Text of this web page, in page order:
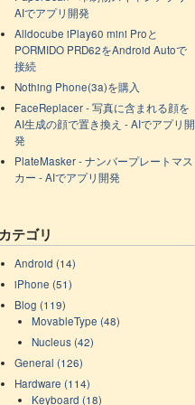
AIでアプリ開発
Alldocube iPlay60 mini Proと
PORMIDO PRD62をAndroid Autoで
接続
Nothing Phone(3a)を購入
FaceReplacer - 写真に含まれる顔を
AI生成の顔で置き換え - AIでアプリ開
発
PlateMasker - ナンバープレートマス
カー - AIでアプリ開発
テゴリ
Android (14)
iPhone (51)
Blog (119)
MovableType (48)
Nucleus (42)
General (126)
Hardware (114)
Keyboard (18)